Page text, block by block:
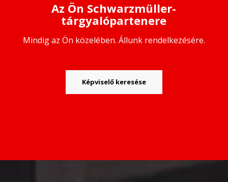
Az Ön Schwarzmüller-
tárgyalópartenere
Mindig az Ön közelében. Állunk rendelkezésére.
Képviselő keresése